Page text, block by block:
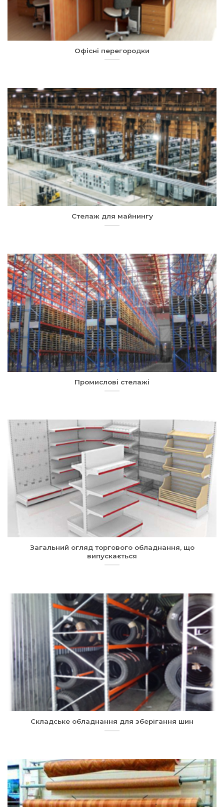
Офісні перегородки
Стелаж для майнингу
Промислові стелажі
Загальний огляд торгового обладнання, що
випускається
Складське обладнання для зберігання шин